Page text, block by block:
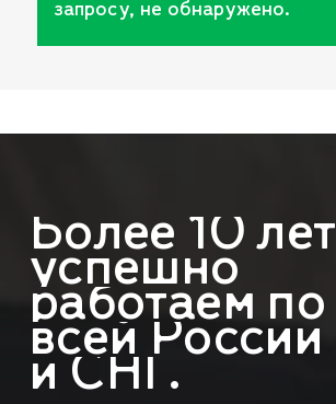
запросу, не обнаружено.
Более 10 лет
успешно
работаем по
всей России
и СНГ.